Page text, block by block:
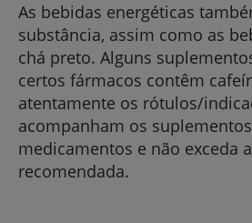
As bebidas energéticas
substância, assim como as
chá preto. Alguns
certos fármacos contêm
atentamente os rótulos/
acompanham os
medicamentos e não exceda
recomendada.